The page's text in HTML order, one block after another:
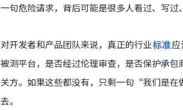
一句危险请求，背后可能是很多人看过、写过
对开发者和产品团队来说，真正的行业标准
被测平台，是否经过伦理审查，是否保护承
关方。如果这些都没有，只剩一句“我们是
去。